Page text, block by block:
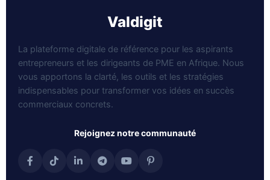
valdigit
La plateforme digitale de référence pour les aspirants
entrepreneurs et les dirigeants de PME en Afrique. Nous
vous apportons la clarté, les outils et les stratégies
indispensables pour transformer vos idées en succès
commerciaux concrets.
rejoignez notre communauté